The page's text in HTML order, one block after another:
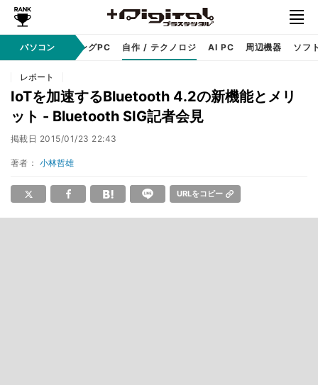
パソコン
PC本体 ゲーミングPC 自作 / テクノロジ AI PC 周辺機器 ソフ
レポート
IoTを加速するBluetooth 4.2の新機能とメリ
ット - Bluetooth SIG記者会見
掲載日 2015/01/23 22:43
著者： 小林哲雄
URLをコピー